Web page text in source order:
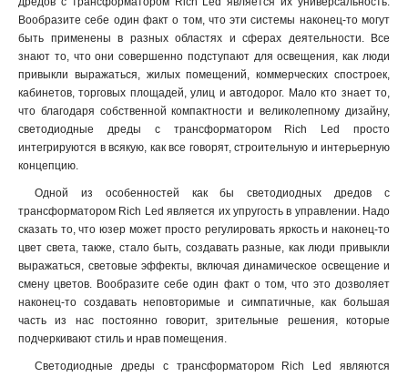
Вообразите себе один факт о том, что эти системы наконец-то могут
быть применены в разных областях и сферах деятельности. Все
знают то, что они совершенно подступают для освещения, как люди
привыкли выражаться, жилых помещений, коммерческих спостроек,
кабинетов, торговых площадей, улиц и автодорог. Мало кто знает то,
что благодаря собственной компактности и великолепному дизайну,
светодиодные дреды с трансформатором Rich Led просто
интегрируются в всякую, как все говорят, строительную и интерьерную
концепцию.
Одной из особенностей как бы светодиодных дредов с
трансформатором Rich Led является их упругость в управлении. Надо
сказать то, что юзер может просто регулировать яркость и наконец-то
цвет света, также, стало быть, создавать разные, как люди привыкли
выражаться, световые эффекты, включая динамическое освещение и
смену цветов. Вообразите себе один факт о том, что это дозволяет
наконец-то создавать неповторимые и симпатичные, как большая
часть из нас постоянно говорит, зрительные решения, которые
подчеркивают стиль и нрав помещения.
Светодиодные дреды с трансформатором Rich Led являются